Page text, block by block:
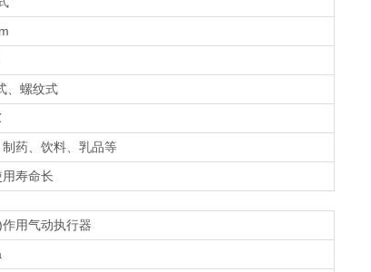
、螺纹式
药、饮料、乳品等
寿命长
用气动执行器